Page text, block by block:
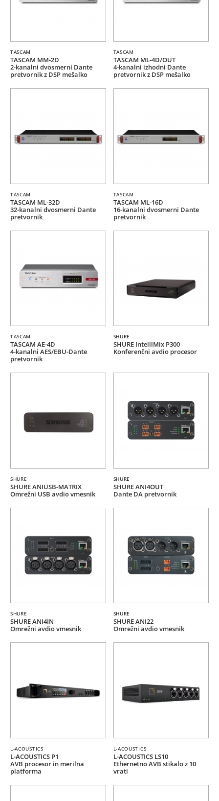
TASCAM
TASCAM MM-2D
2-kanalni dvosmerni Dante
pretvornik z DSP mešalko
TASCAM
TASCAM ML-4D/OUT
4-kanalni izhodni Dante
pretvornik z DSP mešalko
TASCAM
TASCAM ML-32D
32-kanalni dvosmerni Dante
pretvornik
TASCAM
TASCAM ML-16D
16-kanalni dvosmerni Dante
pretvornik
TASCAM
TASCAM AE-4D
4-kanalni AES/EBU-Dante
pretvornik
SHURE
SHURE IntelliMix P300
Konferenčni avdio procesor
SHURE
SHURE ANIUSB-MATRIX
Omrežni USB avdio vmesnik
SHURE
SHURE ANI4OUT
Dante DA pretvornik
SHURE
SHURE ANI4IN
Omrežni avdio vmesnik
SHURE
SHURE ANI22
Omrežni avdio vmesnik
L-ACOUSTICS
L-ACOUSTICS P1
AVB procesor in merilna
platforma
L-ACOUSTICS
L-ACOUSTICS LS10
Ethernetno AVB stikalo z 10
vrati